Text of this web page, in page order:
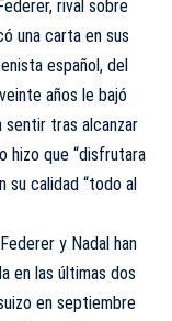
rival sobre
una carta en sus
español, del
años le bajó
sentir tras alcanzar
hizo que “disfrutara
su calidad “todo al
y Nadal han
en las últimas dos
en septiembre